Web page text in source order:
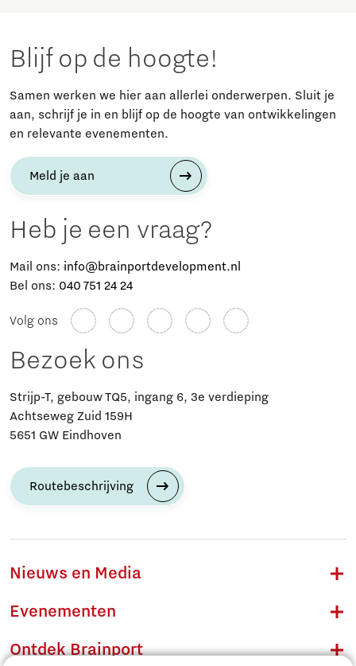
Blijf op de hoogte!
Samen werken we hier aan allerlei onderwerpen. Sluit je
aan, schrijf je in en blijf op de hoogte van ontwikkelingen
en relevante evenementen.
Meld je aan
Heb je een vraag?
Mail ons: info@brainportdevelopment.nl
Bel ons: 040 751 24 24
Volg ons
Bezoek ons
Strijp-T, gebouw TQ5, ingang 6, 3e verdieping
Achtseweg Zuid 159H
5651 GW Eindhoven
Routebeschrijving
Nieuws en Media
Evenementen
Ontdek Brainport